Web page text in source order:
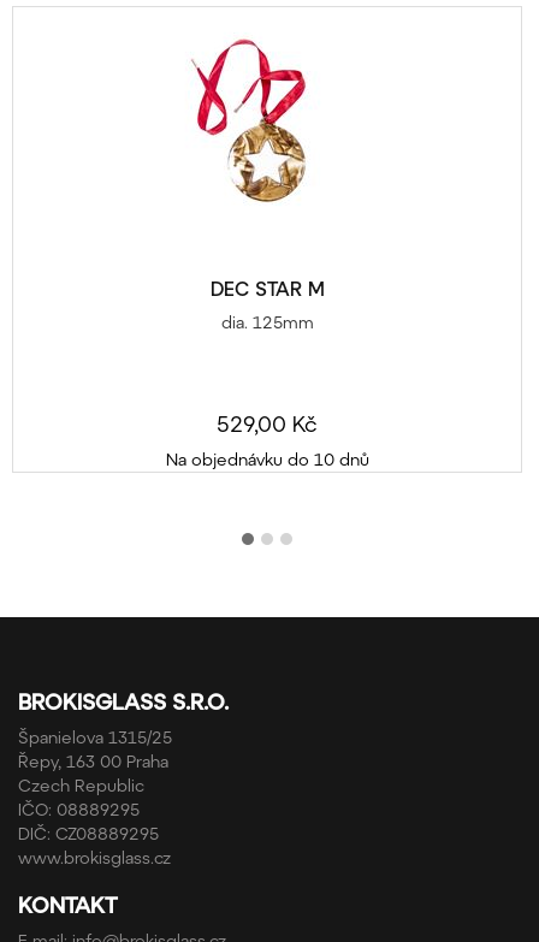
DEC STAR M
dia. 125mm
529,00 Kč
Na objednávku do 10 dnů
BROKISGLASS S.R.O.
Španielova 1315/25
Řepy, 163 00 Praha
Czech Republic
IČO: 08889295
DIČ: CZ08889295
www.brokisglass.cz
KONTAKT